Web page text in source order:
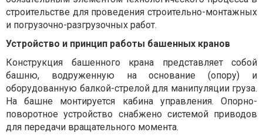
строительстве для проведения строительно-монтажных
и погрузочно-разгрузочных работ.
Устройство и принцип работы башенных кранов
Конструкция башенного крана представляет собой
башню, водруженную на основание (опору) и
оборудованную балкой-стрелой для манипуляции груза.
На башне монтируется кабина управления. Опорно-
поворотное устройство снабжено системой приводов
для передачи вращательного момента.